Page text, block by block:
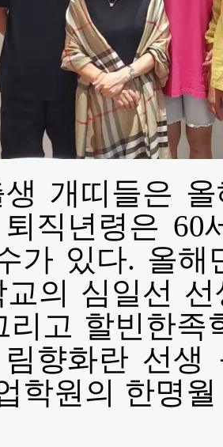
생 개띠들은
직년령은 60
가 있다. 올
교의 심일선
리고 할빈한족
향화란 선생
학원의 한명